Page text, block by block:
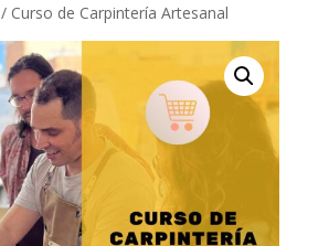
/ Curso de Carpintería Artesanal